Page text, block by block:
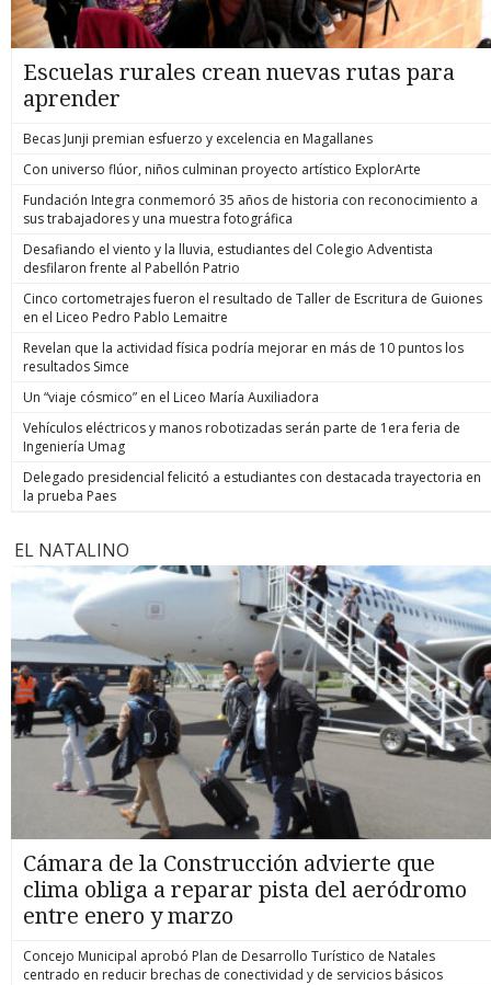
Escuelas rurales crean nuevas rutas para
aprender
Becas Junji premian esfuerzo y excelencia en Magallanes
Con universo flúor, niños culminan proyecto artístico ExplorArte
Fundación Integra conmemoró 35 años de historia con reconocimiento a
sus trabajadores y una muestra fotográfica
Desafiando el viento y la lluvia, estudiantes del Colegio Adventista
desfilaron frente al Pabellón Patrio
Cinco cortometrajes fueron el resultado de Taller de Escritura de Guiones
en el Liceo Pedro Pablo Lemaitre
Revelan que la actividad física podría mejorar en más de 10 puntos los
resultados Simce
Un “viaje cósmico” en el Liceo María Auxiliadora
Vehículos eléctricos y manos robotizadas serán parte de 1era feria de
Ingeniería Umag
Delegado presidencial felicitó a estudiantes con destacada trayectoria en
la prueba Paes
EL NATALINO
Cámara de la Construcción advierte que
clima obliga a reparar pista del aeródromo
entre enero y marzo
Concejo Municipal aprobó Plan de Desarrollo Turístico de Natales
centrado en reducir brechas de conectividad y de servicios básicos